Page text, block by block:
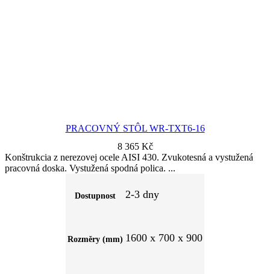
PRACOVNÝ STÔL WR-TXT6-16
8 365 Kč
Konštrukcia z nerezovej ocele AISI 430. Zvukotesná a vystužená
pracovná doska. Vystužená spodná polica.
Dostupnost 2-3 dny
Rozměry (mm) 1600 x 700 x 900